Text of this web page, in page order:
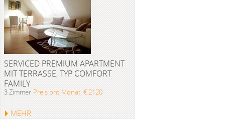
SERVICED PREMIUM APARTMENT
MIT TERRASSE, TYP COMFORT
FAMILY
3 Zimmer Preis pro Monat: € 2120
MEHR